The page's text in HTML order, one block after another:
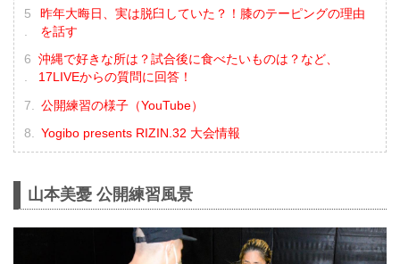
昨年大晦日、実は脱臼していた？！膝のテーピングの理由
を話す
沖縄で好きな所は？試合後に食べたいものは？など、
17LIVEからの質問に回答！
公開練習の様子（YouTube）
Yogibo presents RIZIN.32 大会情報
山本美憂 公開練習風景